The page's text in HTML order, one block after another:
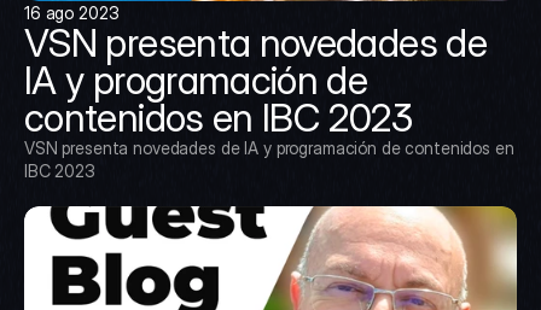
16 ago 2023
VSN presenta novedades de
IA y programación de
contenidos en IBC 2023
VSN presenta novedades de IA y programación de contenidos en
IBC 2023